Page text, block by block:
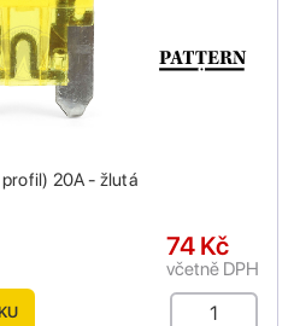
20A - žlutá
74 Kč
včetně DPH